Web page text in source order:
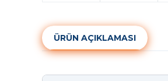
ÜRÜN AÇIKLAMASI